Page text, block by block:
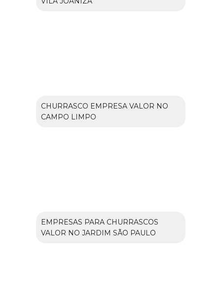
CHURRASCO EMPRESA VALOR NO
CAMPO LIMPO
EMPRESAS PARA CHURRASCOS
VALOR NO JARDIM SÃO PAULO